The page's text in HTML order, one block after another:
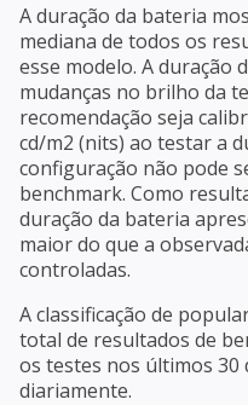
A duração da bateria
mediana de todos os
esse modelo. A duração
mudanças no brilho da
recomendação seja
cd/m2 (nits) ao testar a
configuração não pode
benchmark. Como
duração da bateria
maior do que a
controladas.
A classificação de
total de resultados de
os testes nos últimos 30
diariamente.